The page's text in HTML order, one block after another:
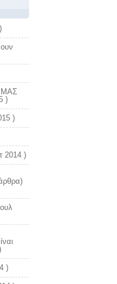
ΜΑΣ
)
)
2014 )
)